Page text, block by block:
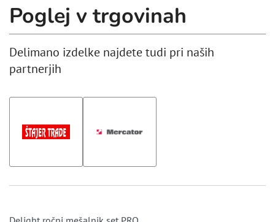
Poglej v trgovinah
Delimano izdelke najdete tudi pri naših
partnerjih